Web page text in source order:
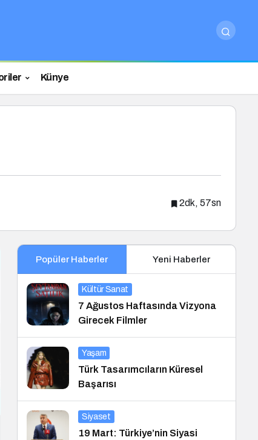
Künye
2dk, 57sn
Popüler Haberler Yeni Haberler
Kültür Sanat
7 Ağustos Haftasında Vizyona
Girecek Filmler
Yaşam
Türk Tasarımcıların Küresel
Başarısı
Siyaset
19 Mart: Türkiye’nin Siyasi